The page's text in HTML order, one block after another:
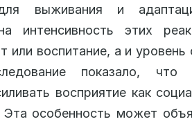
выживания и
интенсивность этих
или воспитание, а и
показало, что
восприятие как
Эта особенность может